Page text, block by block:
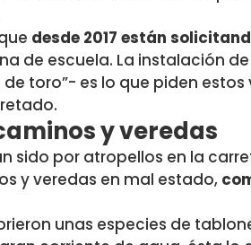
desde 2017 están
de escuela. La instalación
toro”- es lo que piden
y veredas
sido por atropellos en la
y veredas en mal estado,
unas especies de